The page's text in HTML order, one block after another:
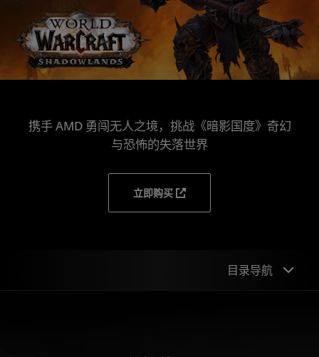
携手 AMD 勇闯无人之境，挑战《暗影国度》奇幻
与恐怖的失落世界
立即购买
目录导航